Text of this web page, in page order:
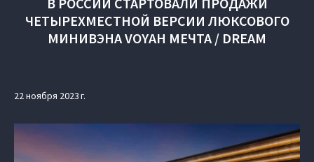
ЧЕТЫРЕХМЕСТНОЙ ВЕРСИИ ЛЮКСОВОГО
МИНИВЭНА VOYAH МЕЧТА / DREAM
22 ноября 2023 г.